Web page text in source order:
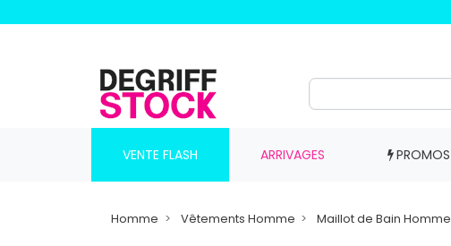
VENTE FLASH ARRIVAGES PROMOS
Homme Vêtements Homme Maillot de Bain Homme